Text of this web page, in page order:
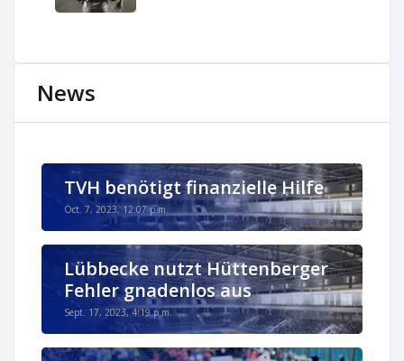
News
TVH benötigt finanzielle Hilfe
Oct. 7, 2023, 12:07 p.m.
Lübbecke nutzt Hüttenberger
Fehler gnadenlos aus
Sept. 17, 2023, 4:19 p.m.